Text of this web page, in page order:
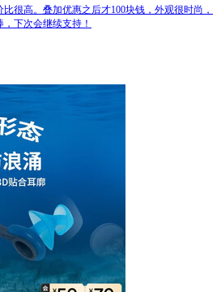
很高。叠加优惠之后才100块钱，外观很时尚，
下次会继续支持！